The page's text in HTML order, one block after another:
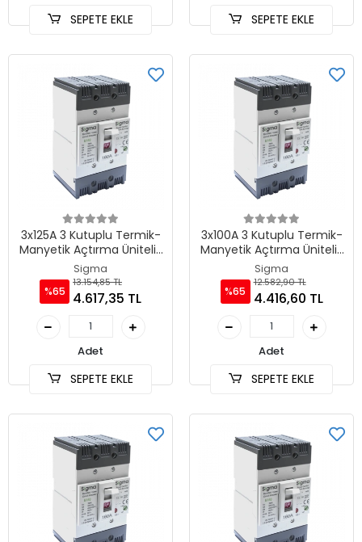
SEPETE EKLE SEPETE EKLE
3x125A 3 Kutuplu Termik-
Manyetik Açtırma Üniteli ,
Ayarlı Tip AG Devre Kesici
Sigma
%65
13.154,85 TL
4.617,35 TL
Adet
SEPETE EKLE
3x100A 3 Kutuplu Termik-
Manyetik Açtırma Üniteli ,
Ayarlı Tip AG Devre Kesici
Sigma
%65
12.582,90 TL
4.416,60 TL
Adet
SEPETE EKLE